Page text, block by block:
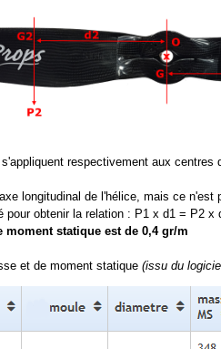
respectivement aux
longitudinal de l'hélice, mais ce n'est
pour obtenir la relation : P1 x d1 = P2 x
moment statique est de 0,4 gr/m
et de moment statique (issu du